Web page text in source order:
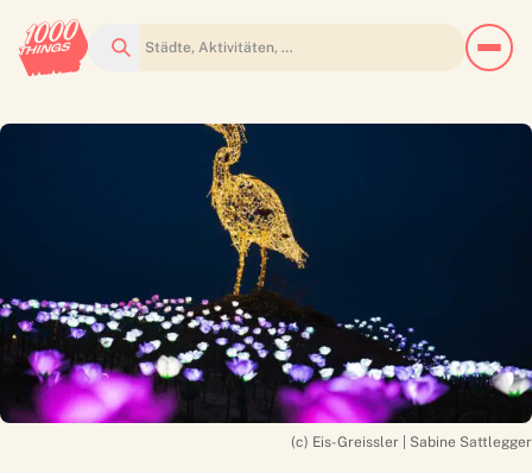
Suchen
(c) Eis-Greissler | Sabine Sattlegger